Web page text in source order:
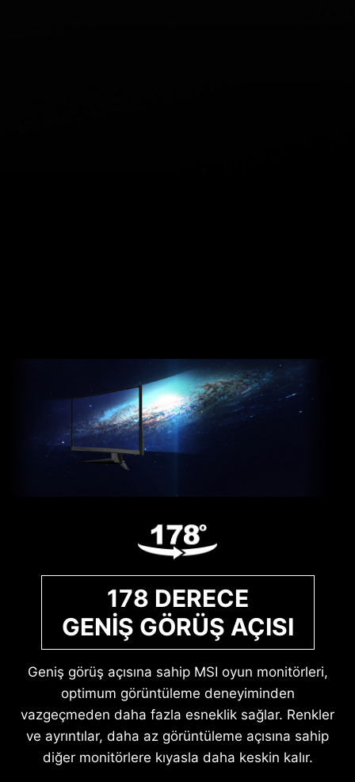
178 DERECE
GENİŞ GÖRÜŞ AÇISI
Geniş görüş açısına sahip MSI oyun monitörleri,
optimum görüntüleme deneyiminden
vazgeçmeden daha fazla esneklik sağlar. Renkler
ve ayrıntılar, daha az görüntüleme açısına sahip
diğer monitörlere kıyasla daha keskin kalır.